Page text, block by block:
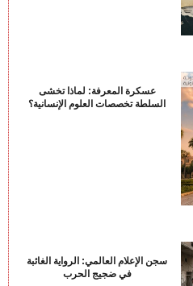
عسكرة المعرفة: لماذا تخشى
السلطة تخصصات العلوم الإنسانية؟
سجن الإعلام العالمي: الرواية الغائبة
في ضجيج الحرب